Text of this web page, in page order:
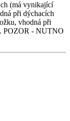
(má vynikající
při dýchacích
vhodná při
POZOR - NUTNO